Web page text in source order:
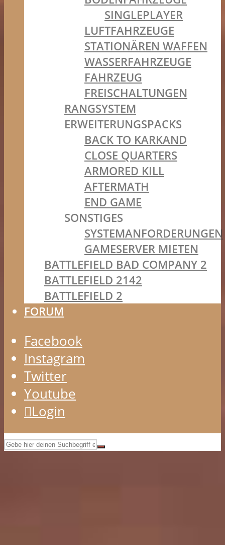
SINGLEPLAYER
LUFTFAHRZEUGE
STATIONÄREN WAFFEN
WASSERFAHRZEUGE
FAHRZEUG
FREISCHALTUNGEN
RANGSYSTEM
ERWEITERUNGSPACKS
BACK TO KARKAND
CLOSE QUARTERS
ARMORED KILL
AFTERMATH
END GAME
SONSTIGES
SYSTEMANFORDERUNGEN
GAMESERVER MIETEN
BATTLEFIELD BAD COMPANY 2
BATTLEFIELD 2142
BATTLEFIELD 2
FORUM
Facebook
Instagram
Twitter
Youtube
Login